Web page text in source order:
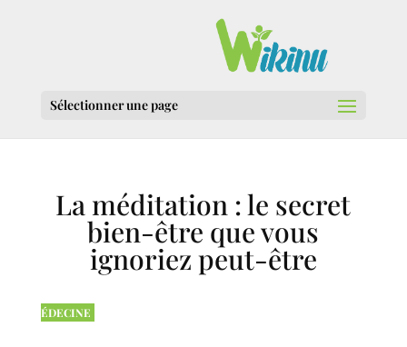
Sélectionner une page
La méditation : le secret
bien-être que vous
ignoriez peut-être
ÉDECINE